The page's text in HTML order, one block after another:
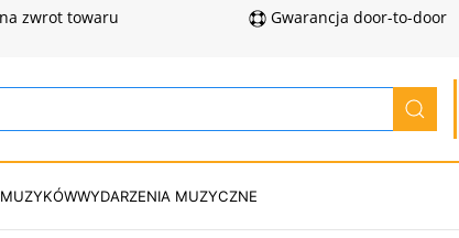
zwrot towaru Gwarancja door-to-door
WYDARZENIA MUZYCZNE